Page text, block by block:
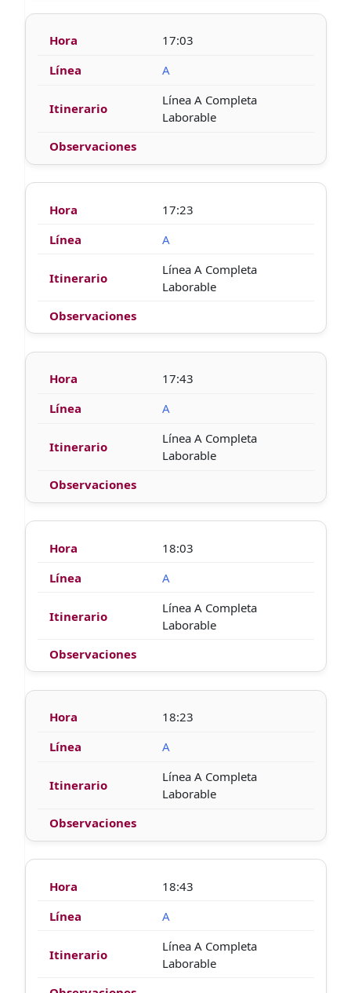
17:03
A
Línea A Completa
Laborable
17:23
A
Línea A Completa
Laborable
17:43
A
Línea A Completa
Laborable
18:03
A
Línea A Completa
Laborable
18:23
A
Línea A Completa
Laborable
18:43
A
Línea A Completa
Laborable